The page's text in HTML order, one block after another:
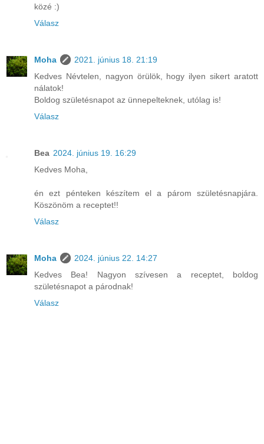
közé :)
Válasz
Moha
2021. június 18. 21:19
Kedves Névtelen, nagyon örülök, hogy ilyen sikert aratott
nálatok!
Boldog születésnapot az ünnepelteknek, utólag is!
Válasz
Bea 2024. június 19. 16:29
Kedves Moha,
én ezt pénteken készítem el a párom születésnapjára.
Köszönöm a receptet!!
Válasz
Moha
2024. június 22. 14:27
Kedves Bea! Nagyon szívesen a receptet, boldog
születésnapot a párodnak!
Válasz